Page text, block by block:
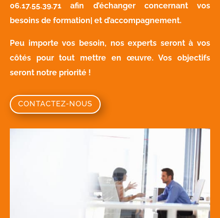
06.17.55.39.71 afin d’échanger concernant vos
besoins de formation| et d’accompagnement.
Peu importe vos besoin, nos experts seront à vos
côtés pour tout mettre en œuvre. Vos objectifs
seront notre priorité !
CONTACTEZ-NOUS